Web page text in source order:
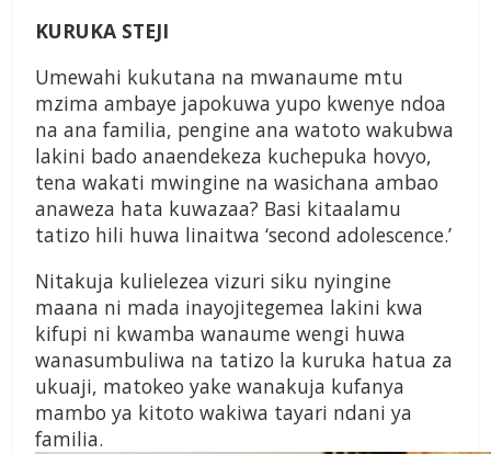
KURUKA STEJI
Umewahi kukutana na mwanaume mtu
mzima ambaye japokuwa yupo kwenye ndoa
na ana familia, pengine ana watoto wakubwa
lakini bado anaendekeza kuchepuka hovyo,
tena wakati mwingine na wasichana ambao
anaweza hata kuwazaa? Basi kitaalamu
tatizo hili huwa linaitwa ‘second adolescence.’
Nitakuja kulielezea vizuri siku nyingine
maana ni mada inayojitegemea lakini kwa
kifupi ni kwamba wanaume wengi huwa
wanasumbuliwa na tatizo la kuruka hatua za
ukuaji, matokeo yake wanakuja kufanya
mambo ya kitoto wakiwa tayari ndani ya
familia.